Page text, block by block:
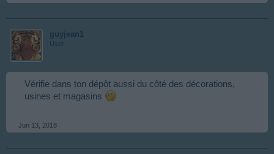
guyjean1
User
Vérifie dans ton dépôt aussi du côté des décorations,
usines et magasins
Jun 13, 2018